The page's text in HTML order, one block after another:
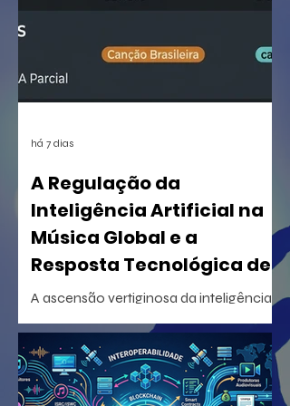
A Regulação da
Inteligência Artificial na
Música Global e a
Resposta Tecnológica de
Certificação
A ascensão vertiginosa da inteligência
artificial generativa na criação musical
desencadeou uma reorganização
estrutural sem precedentes na indústria
fonográfica mundial. Em um
há 7 dias